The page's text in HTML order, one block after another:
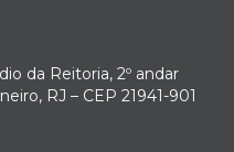
da Reitoria, 2º andar
RJ – CEP 21941-901